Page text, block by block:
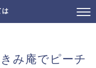
は
み庵でピーチ